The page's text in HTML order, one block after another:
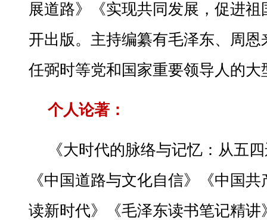
展道路》《实现共同发展，促进
开出版。主持编纂有毛泽东、周
任弼时等党和国家重要领导人的大
个人论著：
《大时代的脉络与记忆：从五
《中国道路与文化自信》《中国
读新时代》《毛泽东读书笔记精